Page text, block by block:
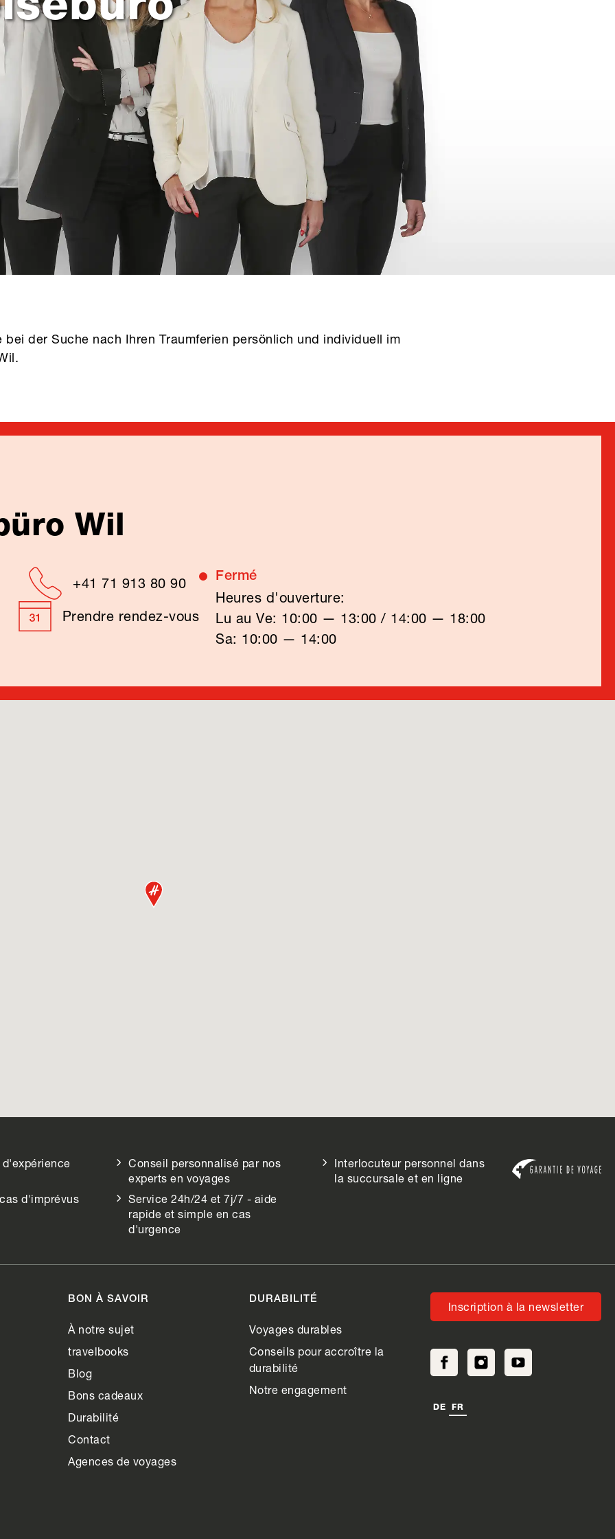
bei der Suche nach Ihren Traumferien persönlich und individuell im
Wil
+41 71 913 80 90
Prendre rendez-vous
Fermé
Heures d'ouverture:
Lu au Ve: 10:00 — 13:00 / 14:00 — 18:00
Sa: 10:00 — 14:00
d'expérience
Conseil personnalisé par nos
experts en voyages
Interlocuteur personnel dans
la succursale et en ligne
d'imprévus
Service 24h/24 et 7j/7 - aide
rapide et simple en cas
d'urgence
BON À SAVOIR
À notre sujet
travelbooks
Blog
Bons cadeaux
Durabilité
Contact
Agences de voyages
DURABILITÉ
Voyages durables
Conseils pour accroître la
durabilité
Notre engagement
Inscription à la newsletter
DE FR